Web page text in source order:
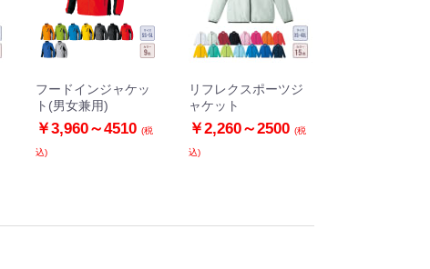
フードインジャケッ
ト(男女兼用)
￥3,960～4510 (税
込)
リフレクスポーツジ
ャケット
￥2,260～2500 (税
込)